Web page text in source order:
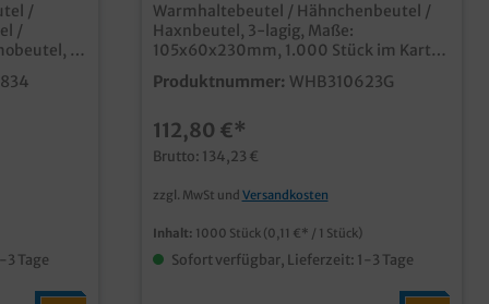
/
/
groß
Stück
große
Gern
dafür
Tage
Warmhaltebeutel / Hähnchenbeutel /
Haxnbeutel, 3-lagig, Maße:
105x60x230mm, 1.000 Stück im Karton
Hochwertiger und gut isolierender
Warmhaltebeutel mit Neutraldruck
Aluminiumzwischenlage zur optimalen
Warmhaltefunktion für Hendl, Broiler,
Haxn, Eisbein usw. Sie haben Interesse
an bedruckten Warmhaltebeuteln mit
Ihrem Logo, Design oder einer
Werbebotschaft? Senden Sie uns
einfach eine Druckanfrage.
Produktnummer: WHB310623G
112,80 €*
Brutto: 134,23 €
zzgl. MwSt und Versandkosten
Inhalt: 1000 Stück (0,11 €* / 1 Stück)
Sofort verfügbar, Lieferzeit: 1-3 Tage